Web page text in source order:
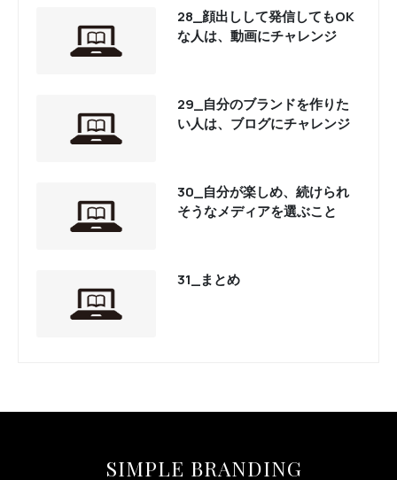
28_顔出しして発信してもOK
な人は、動画にチャレンジ
29_自分のブランドを作りた
い人は、ブログにチャレンジ
30_自分が楽しめ、続けられ
そうなメディアを選ぶこと
31_まとめ
SIMPLE BRANDING